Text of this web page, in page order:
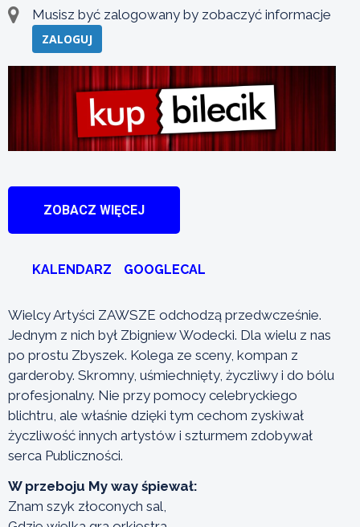
Musisz być zalogowany by zobaczyć informacje
ZALOGUJ
ZOBACZ WIĘCEJ
KALENDARZ GOOGLECAL
Wielcy Artyści ZAWSZE odchodzą przedwcześnie.
Jednym z nich był Zbigniew Wodecki. Dla wielu z nas
po prostu Zbyszek. Kolega ze sceny, kompan z
garderoby. Skromny, uśmiechnięty, życzliwy i do bólu
profesjonalny. Nie przy pomocy celebryckiego
blichtru, ale właśnie dzięki tym cechom zyskiwał
życzliwość innych artystów i szturmem zdobywał
serca Publiczności.
W przeboju My way śpiewał:
Znam szyk złoconych sal,